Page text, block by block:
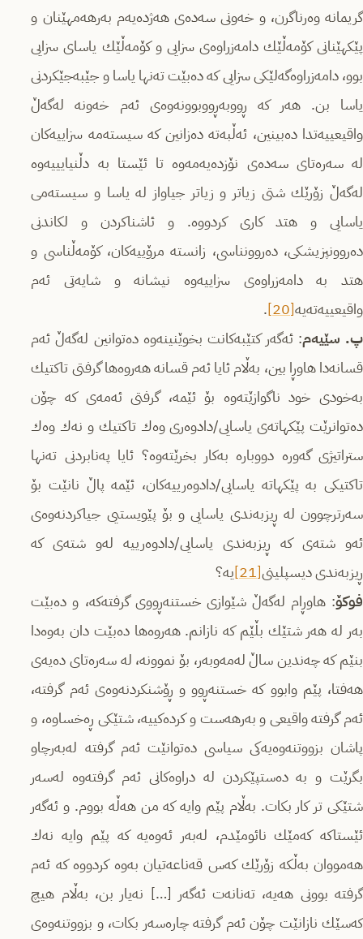
گریمانه‌ وه‌رناگرن، و خه‌ونی سه‌ده‌ی هه‌ژده‌یه‌م به‌رهه‌مهێنان و
پێكهێنانی كۆمه‌ڵێك دامه‌زراوه‌ی سزایی و كۆمه‌ڵێك یاسای سزایی
بوو، دامه‌زراوه‌گه‌لێكی سزایی كه‌ ده‌بێت ته‌نها یاسا و جێبه‌جێكردنی
یاسا بن. هه‌ر كه‌ ڕووبه‌ڕووبوونه‌وه‌ی ئه‌م خه‌ونه‌ له‌گه‌ڵ
واقیعییه‌تدا ده‌بینین، ئه‌ڵبه‌ته‌ ده‌زانین كه‌ سیسته‌مه‌ سزاییه‌كان
له‌ سه‌ره‌تای سه‌ده‌ی نۆزده‌یه‌مه‌وه‌ تا ئێستا به‌ دڵنیایییه‌وه‌
له‌گه‌ڵ زۆرێك شتی زیاتر و زیاتر جیاواز له‌ یاسا و سیسته‌می
یاسایی و هتد كاری كردووه‌. و ئاشناكردن و لكاندنی
ده‌روونپزیشكی، ده‌روونناسی، زانسته‌ مرۆییه‌كان، كۆمه‌ڵناسی و
هتد به‌ دامه‌زراوه‌ی سزاییه‌وه‌ نیشانه‌ و شایه‌تی ئه‌م
واقیعییه‌ته‌یه[20]
‌.
پ. سێیه‌م: ئه‌گه‌ر كتێبه‌كانت بخوێنینه‌وه‌ ده‌توانین له‌گه‌ڵ ئه‌م
قسانه‌دا هاوڕا بین، به‌ڵام ئایا ئه‌م قسانه‌ هه‌روه‌ها گرفتی تاكتیك
به‌خودی خود ناگوازێته‌وه‌ بۆ ئێمه‌، گرفتی ئه‌مه‌ی كه‌ چۆن
ده‌توانرێت پێكهاته‌ی یاسایی/دادوه‌ری وه‌ك تاكتیك و نه‌ك وه‌ك
ستراتیژی گه‌وره‌ دووباره‌ به‌كار بخرێته‌وه‌؟ ئایا په‌نابردنی ته‌نها
تاكتیكی به‌ پێكهاته‌ یاسایی/دادوه‌رییه‌كان، ئێمه‌ پاڵ نانێت بۆ
سه‌رترچوون له‌ ڕیزبه‌ندی یاسایی و بۆ پێویستیی جیاكردنه‌وه‌ی
ئه‌و شته‌ی كه‌ ڕیزبه‌ندی یاسایی/دادوه‌رییه‌‌ له‌و شته‌ی كه‌
ڕیزبه‌ندی دیسپلینی[21]
یه‌؟
فوکۆ: هاوڕام له‌گه‌ڵ شێوازی خستنه‌ڕووی گرفته‌كه‌، و ده‌بێت
به‌ر له‌ هه‌ر شتێك بڵێم كه‌ نازانم. هه‌روه‌ها ده‌بێت دان به‌وه‌دا
بنێم كه‌ چه‌ندین ساڵ له‌مه‌وبه‌ر، بۆ نموونه،‌ له‌ سه‌ره‌تای ده‌یه‌ی
هه‌فتا، پێم وابوو كه‌ خستنه‌ڕوو و ڕۆشنكردنه‌وه‌ی ئه‌م گرفته‌،
ئه‌م گرفته‌ واقیعی و به‌رهه‌ست و كرده‌كییه،‌ شتێكی ڕه‌خساوه،‌ و
پاشان بزووتنه‌وه‌یه‌كی سیاسی ده‌توانێت ئه‌م گرفته‌ له‌به‌رچاو
بگرێت و به‌ ده‌ستپێكردن له‌ دراوه‌كانی ئه‌م گرفته‌وه‌ له‌سه‌ر
شتێكی تر كار بكات. به‌ڵام پێم وایه‌ كه‌ من هه‌ڵه‌ بووم. و ئه‌گه‌ر
ئێستاكه‌ كه‌مێك نائومێدم، له‌به‌ر ئه‌وه‌یه‌ كه‌ پێم وایه‌ نه‌ك
هه‌مووان به‌ڵكه‌ زۆرێك كه‌س قه‌ناعه‌تیان به‌وه‌ كردووه‌ كه‌ ئه‌م
گرفته‌ بوونی هه‌یه‌، ته‌نانه‌ت ئه‌گه‌ر […] نه‌یار بن، به‌ڵام هیچ
كه‌سێك نازانێت چۆن ئه‌م گرفته‌ چاره‌سه‌ر بكات، و بزووتنه‌وه‌ی